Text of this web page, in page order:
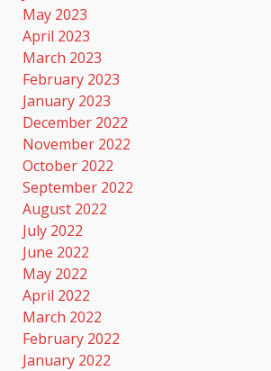
May 2023
April 2023
March 2023
February 2023
January 2023
December 2022
November 2022
October 2022
September 2022
August 2022
July 2022
June 2022
May 2022
April 2022
March 2022
February 2022
January 2022